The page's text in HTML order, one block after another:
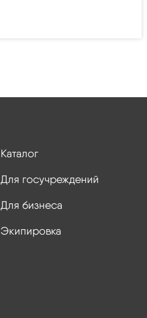
Каталог
Для госучреждений
Для бизнеса
Экипировка